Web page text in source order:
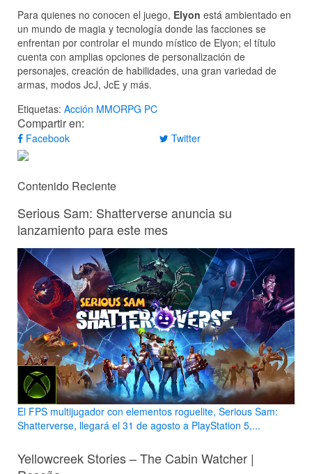
Para quienes no conocen el juego, Elyon está ambientado en
un mundo de magia y tecnología donde las facciones se
enfrentan por controlar el mundo místico de Elyon; el título
cuenta con amplias opciones de personalización de
personajes, creación de habilidades, una gran variedad de
armas, modos JcJ, JcE y más.
Etiquetas: Acción MMORPG PC
Compartir en:
Facebook Twitter
Contenido Reciente
Serious Sam: Shatterverse anuncia su
lanzamiento para este mes
El FPS multijugador con elementos roguelite, Serious Sam:
Shatterverse, llegará el 31 de agosto a PlayStation 5,...
Yellowcreek Stories – The Cabin Watcher |